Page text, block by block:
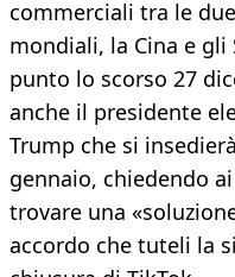
commerciali tra le
mondiali, la Cina e
punto lo scorso 27
anche il presidente
Trump che si
gennaio, chiedendo
trovare una
accordo che tuteli la